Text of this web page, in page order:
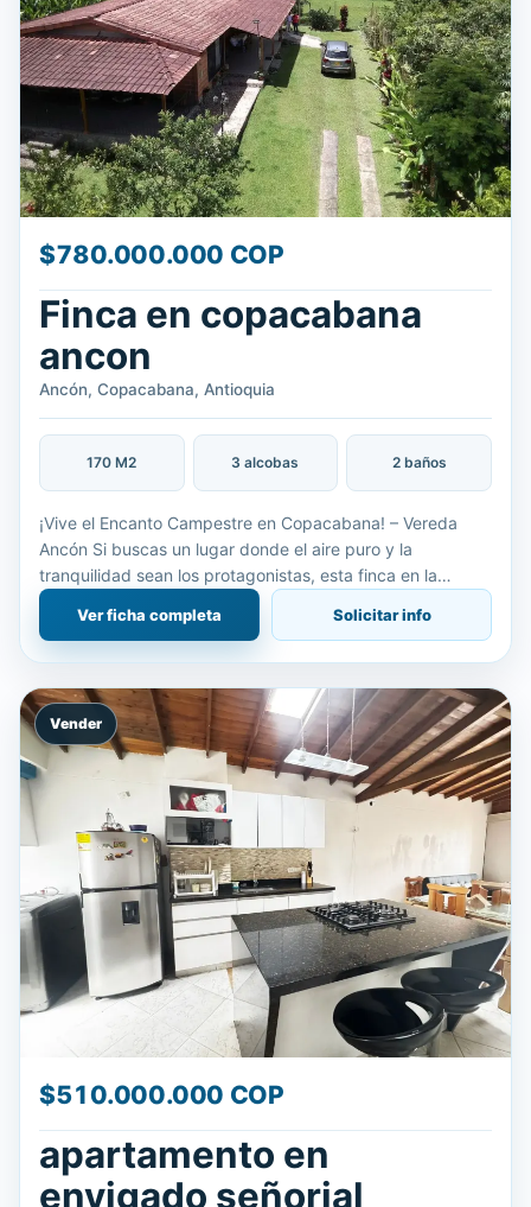
Finca en copacabana
ancon
Ancón, Copacabana, Antioquia
$780.000.000 COP
170 M2 3 alcobas 2 baños
¡Vive el Encanto Campestre en Copacabana! – Vereda
Ancón Si buscas un lugar donde el aire puro y la
tranquilidad sean los protagonistas, esta finca en la
Vereda Ancón es para ti. Con una ubicación privilegiada y
fácil ac
Ver ficha completa Solicitar info
Vender
apartamento en
envigado señorial
$510.000.000 COP